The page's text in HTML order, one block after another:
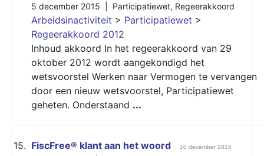
5 december 2015 | Participatiewet, Regeerakkoord
Arbeidsinactiviteit > Participatiewet >
Regeerakkoord 2012
Inhoud akkoord In het regeerakkoord van 29
oktober 2012 wordt aangekondigd het
wetsvoorstel Werken naar Vermogen te vervangen
door een nieuw wetsvoorstel, Participatiewet
geheten. Onderstaand ...
15. FiscFree® klant aan het woord 10 december 2015